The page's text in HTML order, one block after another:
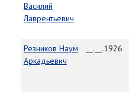
Василий
Лаврентьевич
Резников Наум
Аркадьевич
__.__.1926